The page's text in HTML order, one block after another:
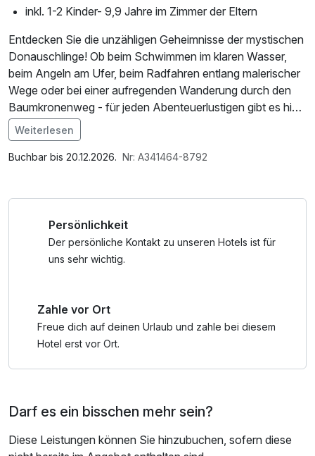
inkl. 1-2 Kinder- 9,9 Jahre im Zimmer der Eltern
Entdecken Sie die unzähligen Geheimnisse der mystischen
Donauschlinge! Ob beim Schwimmen im klaren Wasser,
beim Angeln am Ufer, beim Radfahren entlang malerischer
Wege oder bei einer aufregenden Wanderung durch den
Baumkronenweg - für jeden Abenteuerlustigen gibt es hier
etwas zu erleben. Tauchen Sie ein in die Natur und erleben
Sie die Schönheit dieser Region. Es warten 1001
Möglichkeiten, um die Donauschlinge zu erkunden und ihre
besonderen Familienangebots:
Wählen Sie im Buchungsvorgang nur 2 Erwachsene und
KEINE Kinder und schreiben Sie im Feld "Bemerkungen"
Kinderpreis verrechnet. Vielen Dank.
Im Angebot enthalten
Saunabenutzung, Leihbademantel, Parkplatz, Nutzung des
Weiterlesen
Buchbar bis 20.12.2026. Nr: A341464-8792
Persönlichkeit
Der persönliche Kontakt zu unseren Hotels ist für
uns sehr wichtig.
Zahle vor Ort
Freue dich auf deinen Urlaub und zahle bei diesem
Hotel erst vor Ort.
Darf es ein bisschen mehr sein?
Diese Leistungen können Sie hinzubuchen, sofern diese